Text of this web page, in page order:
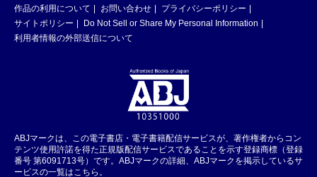
作品の利用について
お問い合わせ
プライバシーポリシー
サイトポリシー
Do Not Sell or Share My Personal Information
利用者情報の外部送信について
ABJマークは、この電子書店・電子書籍配信サービスが、著作権者からコン
テンツ使用許諾を得た正規版配信サービスであることを示す登録商標（登録
番号 第6091713号）です。ABJマークの詳細、ABJマークを掲示しているサ
ービスの一覧はこちら。